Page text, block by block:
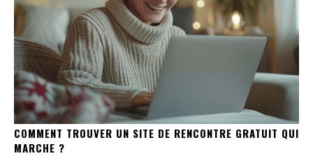
COMMENT TROUVER UN SITE DE RENCONTRE GRATUIT QUI
MARCHE ?